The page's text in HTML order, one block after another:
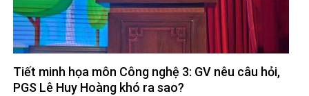
Tiết minh họa môn Công nghệ 3: GV nêu câu hỏi,
PGS Lê Huy Hoàng khó ra sao?